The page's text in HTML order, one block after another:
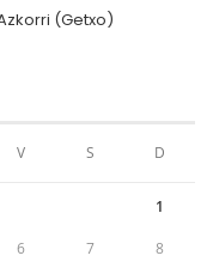
(Getxo)
V S D
1
6 7 8